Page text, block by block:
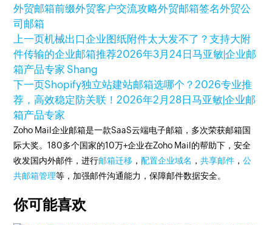
外贸邮箱前缀外贸客户交流攻略外贸邮箱签名外贸公
司邮箱
上一页机械出口企业图纸附件太大发不了？支持大附
件传输的企业邮箱推荐2026年3月24日马亚敏|企业邮
箱产品专家 Shang
下一页Shopify独立站建站邮箱选哪个？2026专业推
荐，高效稳定防关联！ 2026年2月28日马亚敏|企业邮
箱产品专家
Zoho Mail企业邮箱是一款SaaS云端电子邮箱，多次荣获邮箱国
际大奖。180多个国家的10万+企业在Zoho Mail的帮助下，安全
收发国内外邮件，进行邮箱迁移 ，配置企业域名 ，共享邮件 ，公
共邮箱管理等，加强邮件沟通能力，保障邮件数据安全。
你可能喜欢